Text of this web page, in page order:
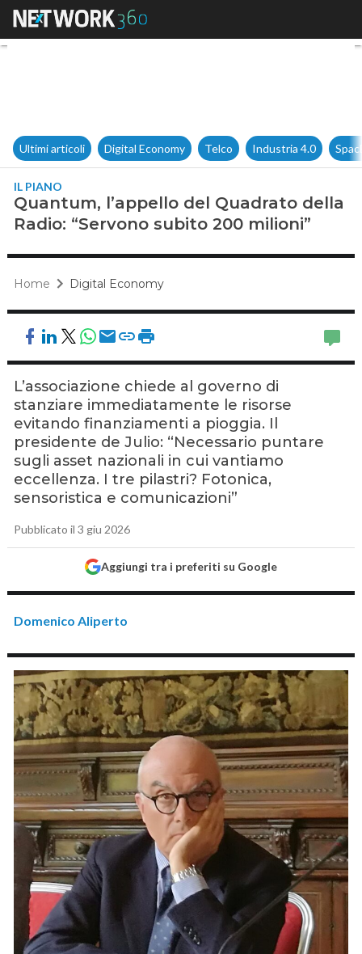
Quantum, l’appello del
Ultimi articoli Digital Economy Telco Industria 4.0
IL PIANO
Quantum, l’appello del Quadrato della
Radio: “Servono subito 200 milioni”
Home Digital Economy
L’associazione chiede al governo di
stanziare immediatamente le risorse
evitando finanziamenti a pioggia. Il
presidente de Julio: “Necessario puntare
sugli asset nazionali in cui vantiamo
eccellenza. I tre pilastri? Fotonica,
sensoristica e comunicazioni”
Pubblicato il 3 giu 2026
Aggiungi tra i preferiti su Google
Domenico Aliperto